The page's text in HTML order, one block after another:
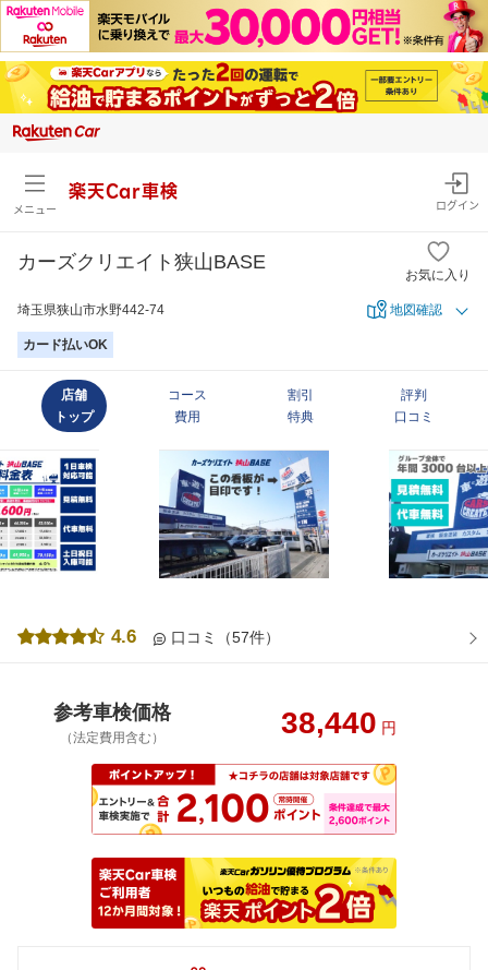
メニュー
楽天Car車検
ログイン
カーズクリエイト狭山BASE
お気に入り
埼玉県狭山市水野442-74 地図確認
カード払いOK
店舗
トップ
コース
費用
割引
特典
評判
口コミ
4.6 口コミ（57件）
参考車検価格
（法定費用含む） 38,440 円